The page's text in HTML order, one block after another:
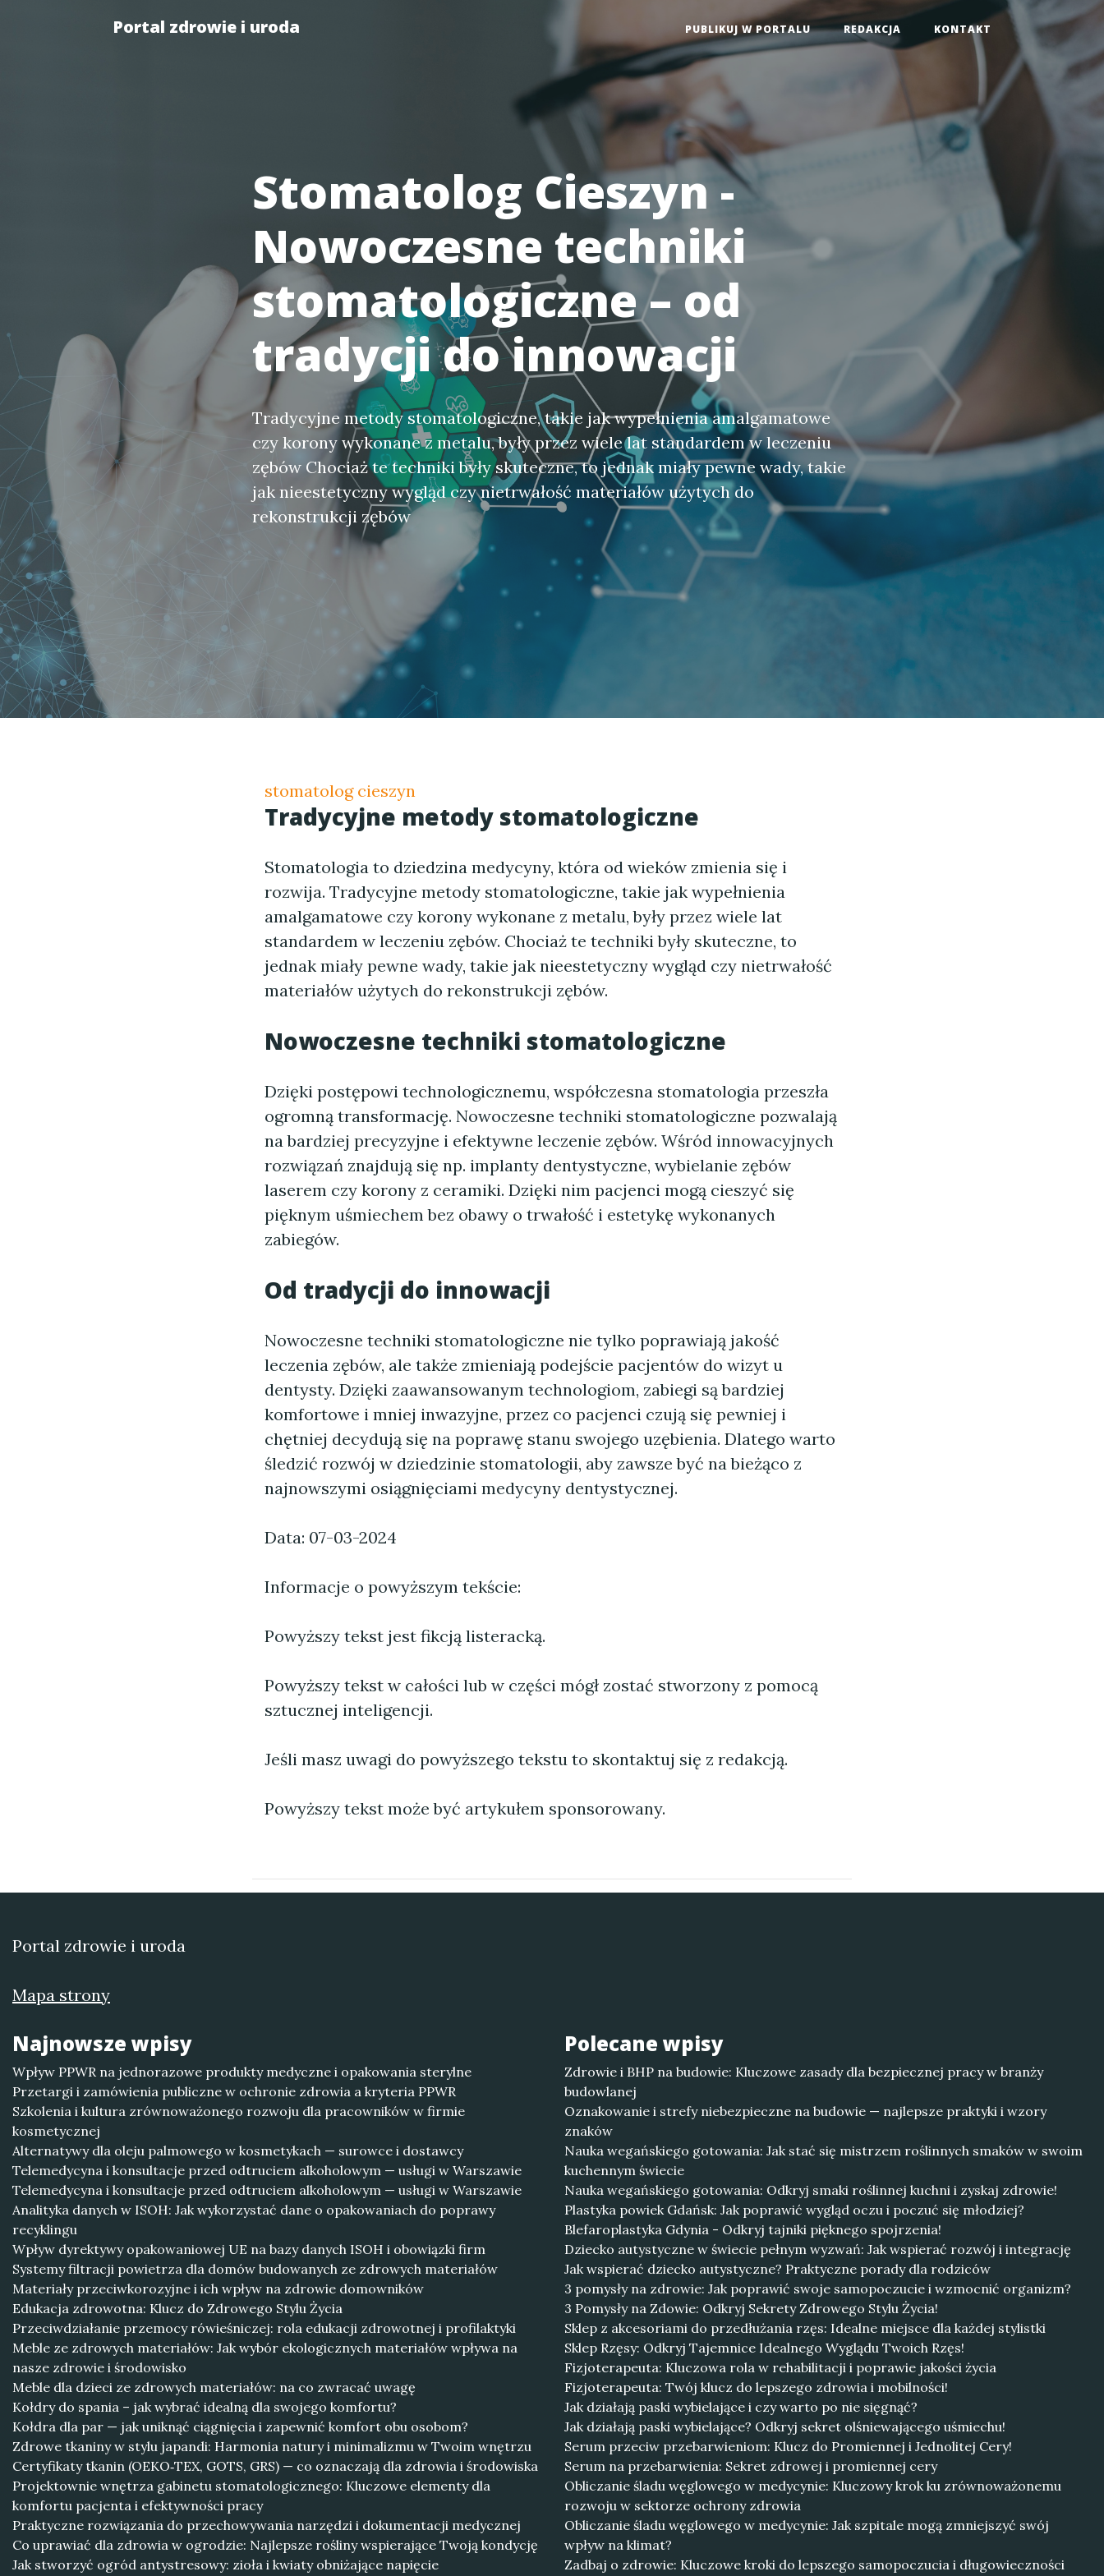
Portal zdrowie i uroda PUBLIKUJ W PORTALU REDAKCJA KONTAKT
Stomatolog Cieszyn -
Nowoczesne techniki
stomatologiczne – od
tradycji do innowacji
Tradycyjne metody stomatologiczne, takie jak wypełnienia amalgamatowe
czy korony wykonane z metalu, były przez wiele lat standardem w leczeniu
zębów Chociaż te techniki były skuteczne, to jednak miały pewne wady, takie
jak nieestetyczny wygląd czy nietrwałość materiałów użytych do
rekonstrukcji zębów
stomatolog cieszyn
Tradycyjne metody stomatologiczne
Stomatologia to dziedzina medycyny, która od wieków zmienia się i
rozwija. Tradycyjne metody stomatologiczne, takie jak wypełnienia
amalgamatowe czy korony wykonane z metalu, były przez wiele lat
standardem w leczeniu zębów. Chociaż te techniki były skuteczne, to
jednak miały pewne wady, takie jak nieestetyczny wygląd czy nietrwałość
materiałów użytych do rekonstrukcji zębów.
Nowoczesne techniki stomatologiczne
Dzięki postępowi technologicznemu, współczesna stomatologia przeszła
ogromną transformację. Nowoczesne techniki stomatologiczne pozwalają
na bardziej precyzyjne i efektywne leczenie zębów. Wśród innowacyjnych
rozwiązań znajdują się np. implanty dentystyczne, wybielanie zębów
laserem czy korony z ceramiki. Dzięki nim pacjenci mogą cieszyć się
pięknym uśmiechem bez obawy o trwałość i estetykę wykonanych
zabiegów.
Od tradycji do innowacji
Nowoczesne techniki stomatologiczne nie tylko poprawiają jakość
leczenia zębów, ale także zmieniają podejście pacjentów do wizyt u
dentysty. Dzięki zaawansowanym technologiom, zabiegi są bardziej
komfortowe i mniej inwazyjne, przez co pacjenci czują się pewniej i
chętniej decydują się na poprawę stanu swojego uzębienia. Dlatego warto
śledzić rozwój w dziedzinie stomatologii, aby zawsze być na bieżąco z
najnowszymi osiągnięciami medycyny dentystycznej.
Data: 07-03-2024
Informacje o powyższym tekście:
Powyższy tekst jest fikcją listeracką.
Powyższy tekst w całości lub w części mógł zostać stworzony z pomocą
sztucznej inteligencji.
Jeśli masz uwagi do powyższego tekstu to skontaktuj się z redakcją.
Powyższy tekst może być artykułem sponsorowany.
Portal zdrowie i uroda
Mapa strony
Najnowsze wpisy
Wpływ PPWR na jednorazowe produkty medyczne i opakowania sterylne
Przetargi i zamówienia publiczne w ochronie zdrowia a kryteria PPWR
Szkolenia i kultura zrównoważonego rozwoju dla pracowników w firmie
kosmetycznej
Alternatywy dla oleju palmowego w kosmetykach — surowce i dostawcy
Telemedycyna i konsultacje przed odtruciem alkoholowym — usługi w Warszawie
Telemedycyna i konsultacje przed odtruciem alkoholowym — usługi w Warszawie
Analityka danych w ISOH: Jak wykorzystać dane o opakowaniach do poprawy
recyklingu
Wpływ dyrektywy opakowaniowej UE na bazy danych ISOH i obowiązki firm
Systemy filtracji powietrza dla domów budowanych ze zdrowych materiałów
Materiały przeciwkorozyjne i ich wpływ na zdrowie domowników
Edukacja zdrowotna: Klucz do Zdrowego Stylu Życia
Przeciwdziałanie przemocy rówieśniczej: rola edukacji zdrowotnej i profilaktyki
Meble ze zdrowych materiałów: Jak wybór ekologicznych materiałów wpływa na
nasze zdrowie i środowisko
Meble dla dzieci ze zdrowych materiałów: na co zwracać uwagę
Kołdry do spania – jak wybrać idealną dla swojego komfortu?
Kołdra dla par — jak uniknąć ciągnięcia i zapewnić komfort obu osobom?
Zdrowe tkaniny w stylu japandi: Harmonia natury i minimalizmu w Twoim wnętrzu
Certyfikaty tkanin (OEKO‑TEX, GOTS, GRS) — co oznaczają dla zdrowia i środowiska
Projektownie wnętrza gabinetu stomatologicznego: Kluczowe elementy dla
komfortu pacjenta i efektywności pracy
Praktyczne rozwiązania do przechowywania narzędzi i dokumentacji medycznej
Co uprawiać dla zdrowia w ogrodzie: Najlepsze rośliny wspierające Twoją kondycję
Jak stworzyć ogród antystresowy: zioła i kwiaty obniżające napięcie
Polecane wpisy
Zdrowie i BHP na budowie: Kluczowe zasady dla bezpiecznej pracy w branży
budowlanej
Oznakowanie i strefy niebezpieczne na budowie — najlepsze praktyki i wzory
znaków
Nauka wegańskiego gotowania: Jak stać się mistrzem roślinnych smaków w swoim
kuchennym świecie
Nauka wegańskiego gotowania: Odkryj smaki roślinnej kuchni i zyskaj zdrowie!
Plastyka powiek Gdańsk: Jak poprawić wygląd oczu i poczuć się młodziej?
Blefaroplastyka Gdynia - Odkryj tajniki pięknego spojrzenia!
Dziecko autystyczne w świecie pełnym wyzwań: Jak wspierać rozwój i integrację
Jak wspierać dziecko autystyczne? Praktyczne porady dla rodziców
3 pomysły na zdrowie: Jak poprawić swoje samopoczucie i wzmocnić organizm?
3 Pomysły na Zdowie: Odkryj Sekrety Zdrowego Stylu Życia!
Sklep z akcesoriami do przedłużania rzęs: Idealne miejsce dla każdej stylistki
Sklep Rzęsy: Odkryj Tajemnice Idealnego Wyglądu Twoich Rzęs!
Fizjoterapeuta: Kluczowa rola w rehabilitacji i poprawie jakości życia
Fizjoterapeuta: Twój klucz do lepszego zdrowia i mobilności!
Jak działają paski wybielające i czy warto po nie sięgnąć?
Jak działają paski wybielające? Odkryj sekret olśniewającego uśmiechu!
Serum przeciw przebarwieniom: Klucz do Promiennej i Jednolitej Cery!
Serum na przebarwienia: Sekret zdrowej i promiennej cery
Obliczanie śladu węglowego w medycynie: Kluczowy krok ku zrównoważonemu
rozwoju w sektorze ochrony zdrowia
Obliczanie śladu węglowego w medycynie: Jak szpitale mogą zmniejszyć swój
wpływ na klimat?
Zadbaj o zdrowie: Kluczowe kroki do lepszego samopoczucia i długowieczności